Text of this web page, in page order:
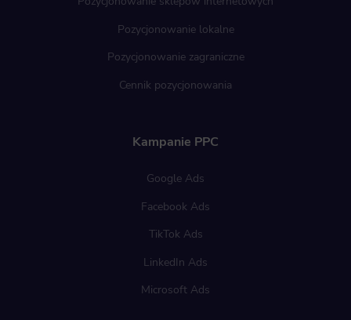
Pozycjonowanie lokalne
Pozycjonowanie zagraniczne
Cennik pozycjonowania
Kampanie PPC
Google Ads
Facebook Ads
TikTok Ads
LinkedIn Ads
Microsoft Ads